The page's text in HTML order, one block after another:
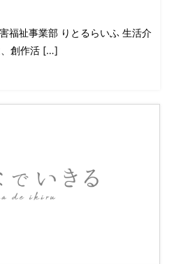
福祉事業部 りとるらいふ 生活介
創作活 […]